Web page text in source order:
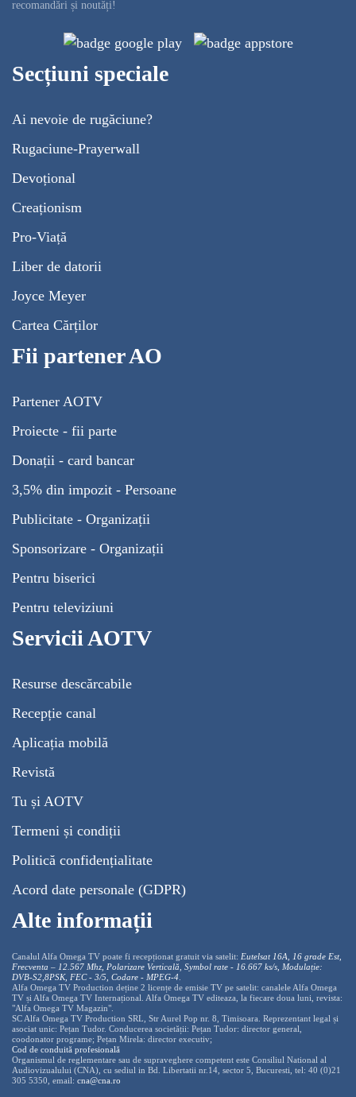
recomandări și noutăți!
Secțiuni speciale
Ai nevoie de rugăciune?
Rugaciune-Prayerwall
Devoțional
Creaționism
Pro-Viață
Liber de datorii
Joyce Meyer
Cartea Cărților
Fii partener AO
Partener AOTV
Proiecte - fii parte
Donații - card bancar
3,5% din impozit - Persoane
Publicitate - Organizații
Sponsorizare - Organizații
Pentru biserici
Pentru televiziuni
Servicii AOTV
Resurse descărcabile
Recepție canal
Aplicația mobilă
Revistă
Tu și AOTV
Termeni și condiții
Politică confidențialitate
Acord date personale (GDPR)
Alte informații
Canalul Alfa Omega TV poate fi recepționat gratuit via satelit: Eutelsat 16A, 16 grade Est,
Frecventa – 12.567 Mhz, Polarizare Verticală, Symbol rate - 16.667 ks/s, Modulație:
DVB-S2,8PSK, FEC - 3/5, Codare - MPEG-4
Alfa Omega TV Production deține 2 licențe de emisie TV pe satelit: canalele Alfa Omega
TV și Alfa Omega TV Internațional. Alfa Omega TV editeaza, la fiecare doua luni, revista:
"Alfa Omega TV Magazin".
SC Alfa Omega TV Production SRL, Str Aurel Pop nr. 8, Timisoara. Reprezentant legal și
asociat unic: Pețan Tudor. Conducerea societății: Pețan Tudor: director general,
coodonator programe; Pețan Mirela: director executiv;
Cod de conduită profesională
Organismul de reglementare sau de supraveghere competent este Consiliul National al
Audiovizualului (CNA), cu sediul in Bd. Libertatii nr.14, sector 5, Bucuresti, tel: 40 (0)21
305 5350, email: cna@cna.ro